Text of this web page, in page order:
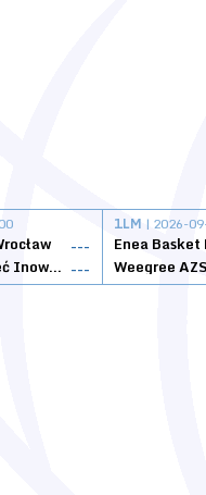
---
KSK Qemetica Noteć Inowrocław ---
1LM | 2026-
Enea Basket